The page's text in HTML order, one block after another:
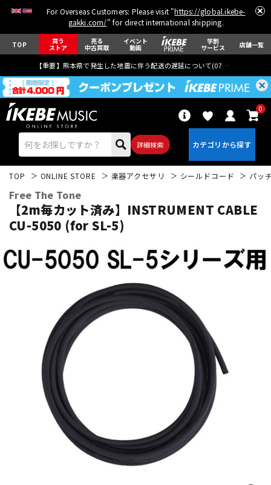
For Overseas Customers: Please visit "https://global.ikebe-
gakki.com/" for direct international shipping.
TOP 買う
ストア
売る
中古買取
イベント
動画
学割
サービス 店舗一覧
【重要】熊本県で発生した地震に伴う配送の遅延について(07月29日
詳細検索
0
ドラム パーカッション
キーボード 電子ピアノ
管楽器 その他楽器
TOP ONLINE STORE 楽器アクセサリ シールドコード パッ
Free The Tone
【2m毎カット済み】INSTRUMENT CABLE
CU-5050 (for SL-5)